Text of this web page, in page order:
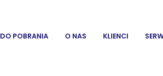
DO POBRANIA O NAS KLIENCI